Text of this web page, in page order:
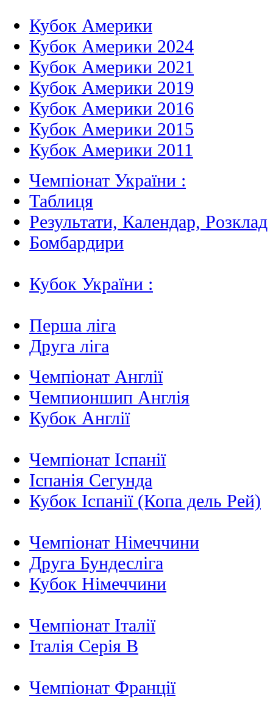
Кубок Америки
Кубок Америки 2024
Кубок Америки 2021
Кубок Америки 2019
Кубок Америки 2016
Кубок Америки 2015
Кубок Америки 2011
Чемпіонат України :
Таблиця
Результати, Календар, Poзклад
Бомбардири
Кубок України :
Перша ліга
Друга ліга
Чемпіонат Англії
Чемпионшип Англія
Кубок Англії
Чемпіонат Іспанії
Іспанія Сегунда
Кубок Іспанії (Копа дель Рей)
Чемпіонат Німеччини
Друга Бундесліга
Кубок Німеччини
Чемпіонат Італії
Італія Серія B
Чемпіонат Франції